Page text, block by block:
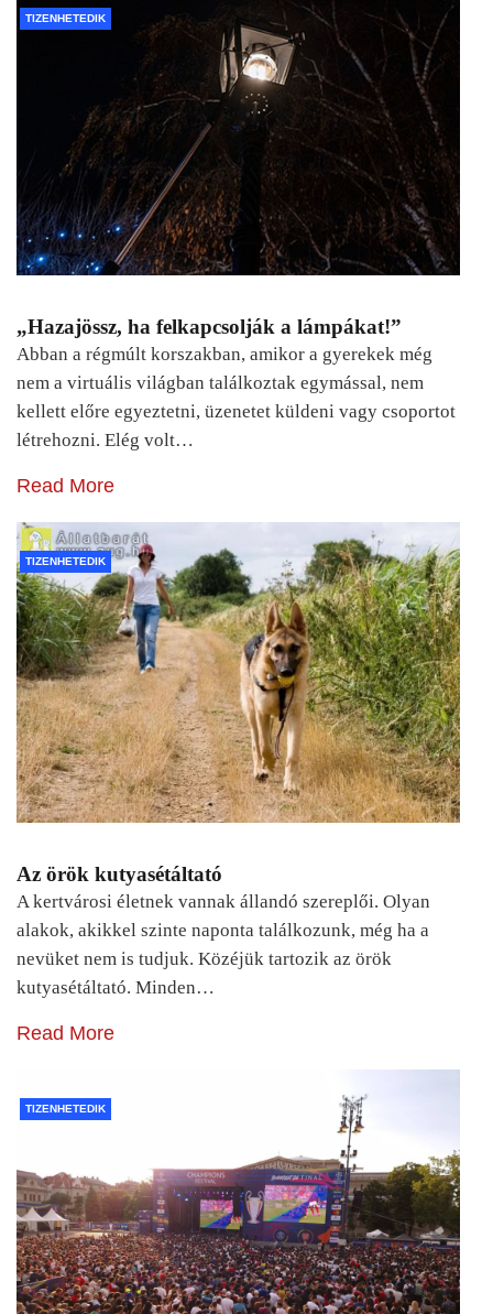
TIZENHETEDIK
„Hazajössz, ha felkapcsolják a lámpákat!”
Abban a régmúlt korszakban, amikor a gyerekek még
nem a virtuális világban találkoztak egymással, nem
kellett előre egyeztetni, üzenetet küldeni vagy csoportot
létrehozni. Elég volt…
Read More
TIZENHETEDIK
Az örök kutyasétáltató
A kertvárosi életnek vannak állandó szereplői. Olyan
alakok, akikkel szinte naponta találkozunk, még ha a
nevüket nem is tudjuk. Közéjük tartozik az örök
kutyasétáltató. Minden…
Read More
TIZENHETEDIK